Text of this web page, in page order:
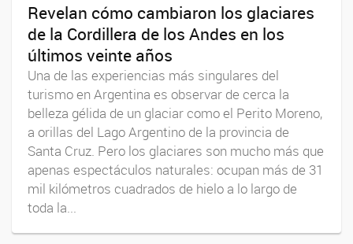
Revelan cómo cambiaron los glaciares
de la Cordillera de los Andes en los
últimos veinte años
Una de las experiencias más singulares del
turismo en Argentina es observar de cerca la
belleza gélida de un glaciar como el Perito Moreno,
a orillas del Lago Argentino de la provincia de
Santa Cruz. Pero los glaciares son mucho más que
apenas espectáculos naturales: ocupan más de 31
mil kilómetros cuadrados de hielo a lo largo de
toda la...